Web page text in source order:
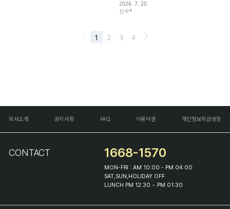
회사소개 공지사항 FAQ 이용약관 개인정보취급방침
CONTACT 1668-1570
MON-FRI : AM 10:00 - PM 04:00
SAT,SUN,HOLIDAY OFF
LUNCH PM 12:30 ~ PM 01:30